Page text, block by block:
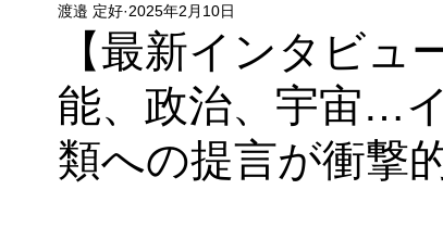
変形名刺印刷 雑感 PFデータ割引
スジ入れ 値上げ 年賀状 生米パンづくり
【最新インタビュ
能、政治、宇宙…
類への提言が衝撃
渡邉 定好 2025年2月10日